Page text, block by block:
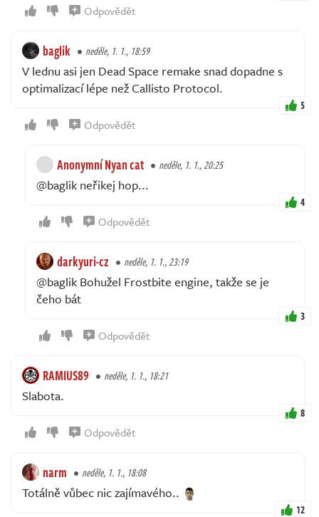
Odpovědět
baglik neděle, 1. 1., 18:59
V lednu asi jen Dead Space remake snad dopadne s
optimalizací lépe než Callisto Protocol.
5
Odpovědět
Anonymní Nyan cat neděle, 1. 1., 20:25
@baglik neřikej hop...
4
Odpovědět
darkyuri-cz neděle, 1. 1., 23:19
@baglik Bohužel Frostbite engine, takže se je
čeho bát
3
Odpovědět
RAMIUS89 neděle, 1. 1., 18:21
Slabota.
8
Odpovědět
narm neděle, 1. 1., 18:08
Totálně vůbec nic zajímavého..
12